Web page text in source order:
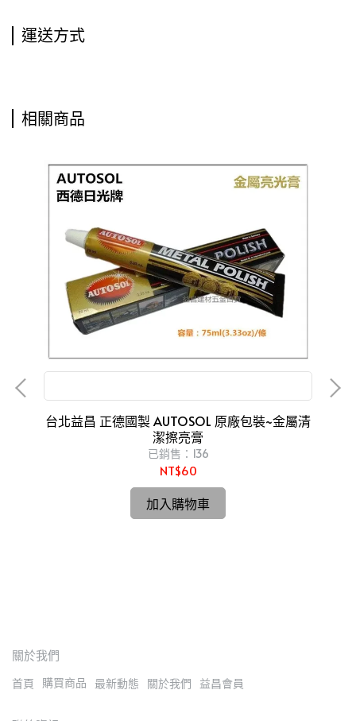
運送方式
相關商品
台北益昌 正德國製 AUTOSOL 原廠包裝~金屬清
潔擦亮膏
已銷售：136
NT$60
加入購物車
關於我們
首頁 購買商品 最新動態 關於我們 益昌會員